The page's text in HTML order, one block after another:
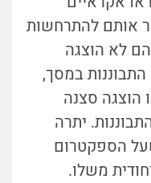
אותם להתרחשות
לא הוצגה
במסך,
הוצגה סצנה
יתרה
הספקטרום
משלו.